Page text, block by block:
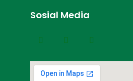
Sosial Media